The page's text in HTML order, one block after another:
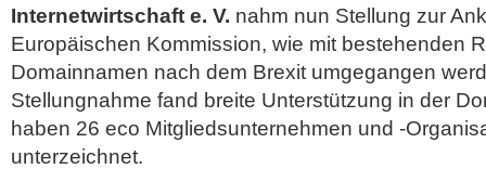
Internetwirtschaft e. V. nahm nun Stellung zur
Europäischen Kommission, wie mit bestehenden
Domainnamen nach dem Brexit umgegangen
Stellungnahme fand breite Unterstützung in der
haben 26 eco Mitgliedsunternehmen und -
unterzeichnet.